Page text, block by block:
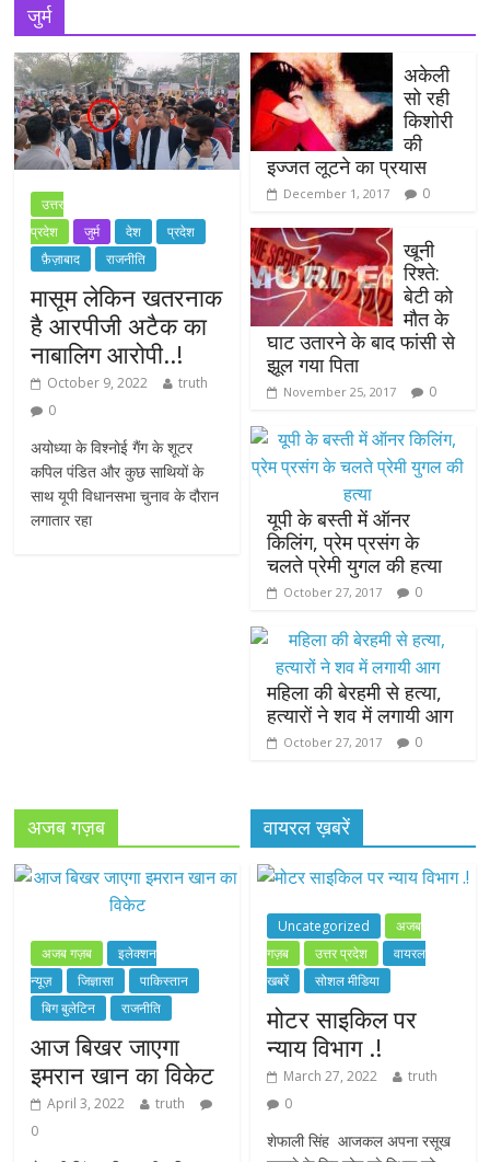
जुर्म
उत्तर
प्रदेश
जुर्म देश
प्रदेश
फ़ैज़ाबाद
राजनीति
मासूम लेकिन खतरनाक
है आरपीजी अटैक का
नाबालिग आरोपी..!
October 9, 2022
truth
0
अयोध्या के विश्नोई गैंग के शूटर
कपिल पंडित और कुछ साथियों के
साथ यूपी विधानसभा चुनाव के दौरान
लगातार रहा
अकेली
सो रही
किशोरी
की
इज्जत लूटने का प्रयास
December 1, 2017 0
खूनी
रिश्ते:
बेटी को
मौत के
घाट उतारने के बाद फांसी से
झूल गया पिता
November 25, 2017 0
यूपी के बस्ती में ऑनर
किलिंग, प्रेम प्रसंग के
चलते प्रेमी युगल की हत्या
October 27, 2017 0
महिला की बेरहमी से हत्या,
हत्यारों ने शव में लगायी आग
October 27, 2017 0
अजब गज़ब
अजब गज़ब
इलेक्शन
न्यूज़
जिज्ञासा
पाकिस्तान
बिग बुलेटिन
राजनीति
आज बिखर जाएगा
इमरान खान का विकेट
April 3, 2022
truth
0
वायरल ख़बरें
Uncategorized
अजब
गज़ब
उत्तर प्रदेश
वायरल
खबरें
सोशल मीडिया
मोटर साइकिल पर
न्याय विभाग .!
March 27, 2022
truth
0
शेफाली सिंह आजकल अपना रसूख